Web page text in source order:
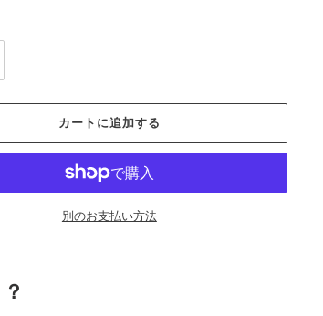
カートに追加する
別のお支払い方法